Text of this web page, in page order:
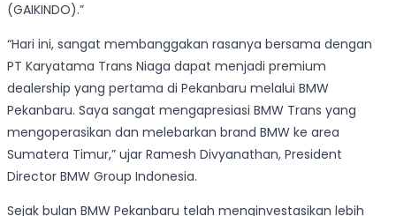
(GAIKINDO).”
“Hari ini, sangat membanggakan rasanya bersama dengan
PT Karyatama Trans Niaga dapat menjadi premium
dealership yang pertama di Pekanbaru melalui BMW
Pekanbaru. Saya sangat mengapresiasi BMW Trans yang
mengoperasikan dan melebarkan brand BMW ke area
Sumatera Timur,” ujar Ramesh Divyanathan, President
Director BMW Group Indonesia.
Sejak bulan BMW Pekanbaru telah menginvestasikan lebih